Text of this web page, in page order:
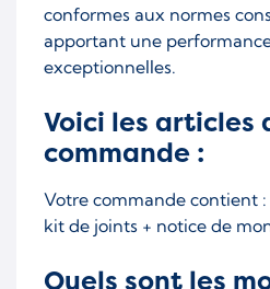
conformes aux normes
apportant une
exceptionnelles.
Voici les articles
commande :
Votre commande contient :
kit de joints + notice de
Quels sont les